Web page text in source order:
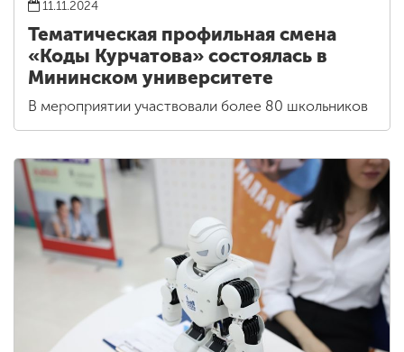
11.11.2024
Тематическая профильная смена
«Коды Курчатова» состоялась в
Мининском университете
В мероприятии участвовали более 80 школьников